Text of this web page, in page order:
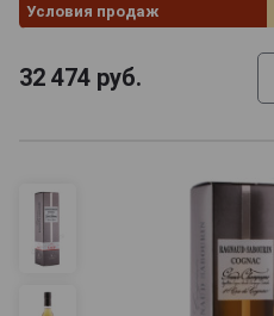
Условия продаж
32 474 руб.